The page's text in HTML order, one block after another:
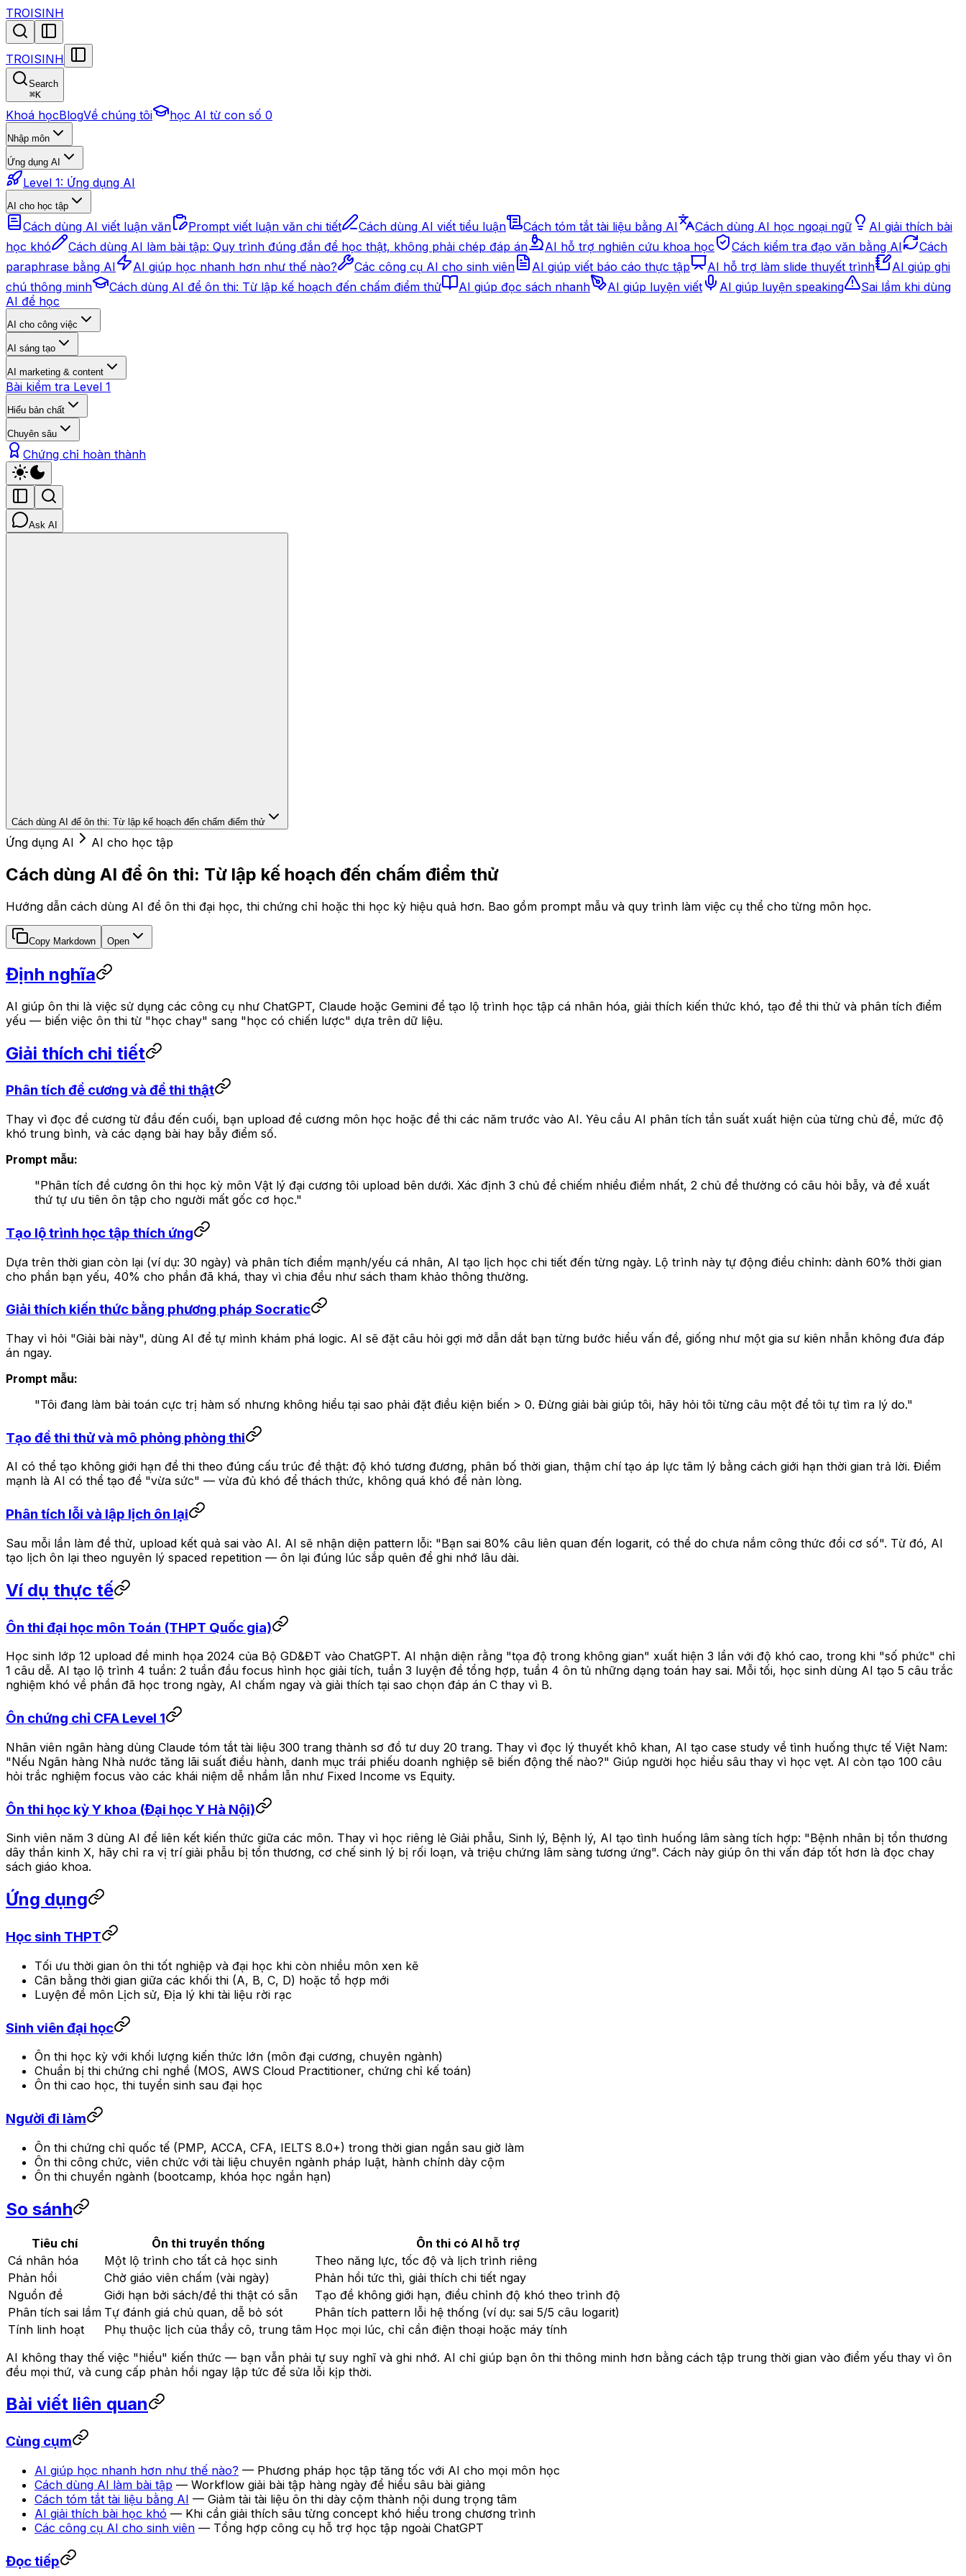
TROISINH
TROISINH
Search
⌘K
Khoá họcBlogVề chúng tôi học AI từ con số 0
Nhập môn
Ứng dụng AI
Level 1: Ứng dụng AI
AI cho học tập
Cách dùng AI viết luận văn Prompt viết luận văn chi tiết Cách dùng AI viết tiểu luận Cách tóm tắt tài liệu bằng AI Cách dùng AI học ngoại ngữ
AI giải thích bài
học khó
Cách dùng AI làm bài tập: Quy trình đúng đắn để học thật, không phải chép đáp án AI hỗ trợ nghiên cứu khoa học Cách kiểm tra đạo văn bằng AI
Cách
paraphrase bằng AI
AI giúp học nhanh hơn như thế nào? Các công cụ AI cho sinh viên AI giúp viết báo cáo thực tập AI hỗ trợ làm slide thuyết trình
AI giúp ghi
chú thông minh
Cách dùng AI để ôn thi: Từ lập kế hoạch đến chấm điểm thử AI giúp đọc sách nhanh AI giúp luyện viết AI giúp luyện speaking
Sai lầm khi dùng
AI để học
AI cho công việc
AI sáng tạo
AI marketing & content
Bài kiểm tra Level 1
Hiểu bản chất
Chuyên sâu
Chứng chỉ hoàn thành
Ask AI
Cách dùng AI để ôn thi: Từ lập kế hoạch đến chấm điểm thử
Ứng dụng AI AI cho học tập
Cách dùng AI để ôn thi: Từ lập kế hoạch đến chấm điểm thử
Hướng dẫn cách dùng AI để ôn thi đại học, thi chứng chỉ hoặc thi học kỳ hiệu quả hơn. Bao gồm prompt mẫu và quy trình làm việc cụ thể cho từng môn học.
Copy Markdown Open
Định nghĩa
AI giúp ôn thi là việc sử dụng các công cụ như ChatGPT, Claude hoặc Gemini để tạo lộ trình học tập cá nhân hóa, giải thích kiến thức khó, tạo đề thi thử và phân tích điểm
yếu — biến việc ôn thi từ "học chay" sang "học có chiến lược" dựa trên dữ liệu.
Giải thích chi tiết
Phân tích đề cương và đề thi thật
Thay vì đọc đề cương từ đầu đến cuối, bạn upload đề cương môn học hoặc đề thi các năm trước vào AI. Yêu cầu AI phân tích tần suất xuất hiện của từng chủ đề, mức độ
khó trung bình, và các dạng bài hay bẫy điểm số.
Prompt mẫu:
"Phân tích đề cương ôn thi học kỳ môn Vật lý đại cương tôi upload bên dưới. Xác định 3 chủ đề chiếm nhiều điểm nhất, 2 chủ đề thường có câu hỏi bẫy, và đề xuất
thứ tự ưu tiên ôn tập cho người mất gốc cơ học."
Tạo lộ trình học tập thích ứng
Dựa trên thời gian còn lại (ví dụ: 30 ngày) và phân tích điểm mạnh/yếu cá nhân, AI tạo lịch học chi tiết đến từng ngày. Lộ trình này tự động điều chỉnh: dành 60% thời gian
cho phần bạn yếu, 40% cho phần đã khá, thay vì chia đều như sách tham khảo thông thường.
Giải thích kiến thức bằng phương pháp Socratic
Thay vì hỏi "Giải bài này", dùng AI để tự mình khám phá logic. AI sẽ đặt câu hỏi gợi mở dẫn dắt bạn từng bước hiểu vấn đề, giống như một gia sư kiên nhẫn không đưa đáp
án ngay.
Prompt mẫu:
"Tôi đang làm bài toán cực trị hàm số nhưng không hiểu tại sao phải đặt điều kiện biến > 0. Đừng giải bài giúp tôi, hãy hỏi tôi từng câu một để tôi tự tìm ra lý do."
Tạo đề thi thử và mô phỏng phòng thi
AI có thể tạo không giới hạn đề thi theo đúng cấu trúc đề thật: độ khó tương đương, phân bố thời gian, thậm chí tạo áp lực tâm lý bằng cách giới hạn thời gian trả lời. Điểm
mạnh là AI có thể tạo đề "vừa sức" — vừa đủ khó để thách thức, không quá khó để nản lòng.
Phân tích lỗi và lập lịch ôn lại
Sau mỗi lần làm đề thử, upload kết quả sai vào AI. AI sẽ nhận diện pattern lỗi: "Bạn sai 80% câu liên quan đến logarit, có thể do chưa nắm công thức đổi cơ số". Từ đó, AI
tạo lịch ôn lại theo nguyên lý spaced repetition — ôn lại đúng lúc sắp quên để ghi nhớ lâu dài.
Ví dụ thực tế
Ôn thi đại học môn Toán (THPT Quốc gia)
Học sinh lớp 12 upload đề minh họa 2024 của Bộ GD&ĐT vào ChatGPT. AI nhận diện rằng "tọa độ trong không gian" xuất hiện 3 lần với độ khó cao, trong khi "số phức" chỉ
1 câu dễ. AI tạo lộ trình 4 tuần: 2 tuần đầu focus hình học giải tích, tuần 3 luyện đề tổng hợp, tuần 4 ôn tủ những dạng toán hay sai. Mỗi tối, học sinh dùng AI tạo 5 câu trắc
nghiệm khó về phần đã học trong ngày, AI chấm ngay và giải thích tại sao chọn đáp án C thay vì B.
Ôn chứng chỉ CFA Level 1
Nhân viên ngân hàng dùng Claude tóm tắt tài liệu 300 trang thành sơ đồ tư duy 20 trang. Thay vì đọc lý thuyết khô khan, AI tạo case study về tình huống thực tế Việt Nam:
"Nếu Ngân hàng Nhà nước tăng lãi suất điều hành, danh mục trái phiếu doanh nghiệp sẽ biến động thế nào?" Giúp người học hiểu sâu thay vì học vẹt. AI còn tạo 100 câu
hỏi trắc nghiệm focus vào các khái niệm dễ nhầm lẫn như Fixed Income vs Equity.
Ôn thi học kỳ Y khoa (Đại học Y Hà Nội)
Sinh viên năm 3 dùng AI để liên kết kiến thức giữa các môn. Thay vì học riêng lẻ Giải phẫu, Sinh lý, Bệnh lý, AI tạo tình huống lâm sàng tích hợp: "Bệnh nhân bị tổn thương
dây thần kinh X, hãy chỉ ra vị trí giải phẫu bị tổn thương, cơ chế sinh lý bị rối loạn, và triệu chứng lâm sàng tương ứng". Cách này giúp ôn thi vấn đáp tốt hơn là đọc chay
sách giáo khoa.
Ứng dụng
Học sinh THPT
Tối ưu thời gian ôn thi tốt nghiệp và đại học khi còn nhiều môn xen kẽ
Cân bằng thời gian giữa các khối thi (A, B, C, D) hoặc tổ hợp mới
Luyện đề môn Lịch sử, Địa lý khi tài liệu rời rạc
Sinh viên đại học
Ôn thi học kỳ với khối lượng kiến thức lớn (môn đại cương, chuyên ngành)
Chuẩn bị thi chứng chỉ nghề (MOS, AWS Cloud Practitioner, chứng chỉ kế toán)
Ôn thi cao học, thi tuyển sinh sau đại học
Người đi làm
Ôn thi chứng chỉ quốc tế (PMP, ACCA, CFA, IELTS 8.0+) trong thời gian ngắn sau giờ làm
Ôn thi công chức, viên chức với tài liệu chuyên ngành pháp luật, hành chính dày cộm
Ôn thi chuyển ngành (bootcamp, khóa học ngắn hạn)
So sánh
Tiêu chí Ôn thi truyền thống
Ôn thi có AI hỗ trợ
Cá nhân hóa
Một lộ trình cho tất cả học sinh
Theo năng lực, tốc độ và lịch trình riêng
Phản hồi
Chờ giáo viên chấm (vài ngày)
Phản hồi tức thì, giải thích chi tiết ngay
Nguồn đề
Giới hạn bởi sách/đề thi thật có sẵn
Tạo đề không giới hạn, điều chỉnh độ khó theo trình độ
Phân tích sai lầm Tự đánh giá chủ quan, dễ bỏ sót
Phân tích pattern lỗi hệ thống (ví dụ: sai 5/5 câu logarit)
Tính linh hoạt
Phụ thuộc lịch của thầy cô, trung tâm Học mọi lúc, chỉ cần điện thoại hoặc máy tính
AI không thay thế việc "hiểu" kiến thức — bạn vẫn phải tự suy nghĩ và ghi nhớ. AI chỉ giúp bạn ôn thi thông minh hơn bằng cách tập trung thời gian vào điểm yếu thay vì ôn
đều mọi thứ, và cung cấp phản hồi ngay lập tức để sửa lỗi kịp thời.
Bài viết liên quan
Cùng cụm
AI giúp học nhanh hơn như thế nào? — Phương pháp học tập tăng tốc với AI cho mọi môn học
Cách dùng AI làm bài tập — Workflow giải bài tập hàng ngày để hiểu sâu bài giảng
Cách tóm tắt tài liệu bằng AI — Giảm tải tài liệu ôn thi dày cộm thành nội dung trọng tâm
AI giải thích bài học khó — Khi cần giải thích sâu từng concept khó hiểu trong chương trình
Các công cụ AI cho sinh viên — Tổng hợp công cụ hỗ trợ học tập ngoài ChatGPT
Đọc tiếp